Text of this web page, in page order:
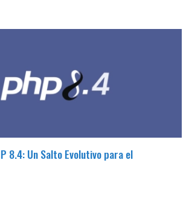
8.4: Un Salto Evolutivo para el